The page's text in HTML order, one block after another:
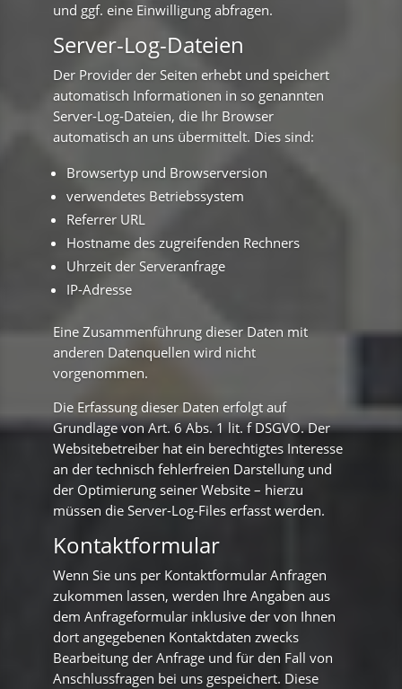
und ggf. eine Einwilligung abfragen.
Server-Log-Dateien
Der Provider der Seiten erhebt und speichert
automatisch Informationen in so genannten
Server-Log-Dateien, die Ihr Browser
automatisch an uns übermittelt. Dies sind:
Browsertyp und Browserversion
verwendetes Betriebssystem
Referrer URL
Hostname des zugreifenden Rechners
Uhrzeit der Serveranfrage
IP-Adresse
Eine Zusammenführung dieser Daten mit
anderen Datenquellen wird nicht
vorgenommen.
Die Erfassung dieser Daten erfolgt auf
Grundlage von Art. 6 Abs. 1 lit. f DSGVO. Der
Websitebetreiber hat ein berechtigtes Interesse
an der technisch fehlerfreien Darstellung und
der Optimierung seiner Website – hierzu
müssen die Server-Log-Files erfasst werden.
Kontaktformular
Wenn Sie uns per Kontaktformular Anfragen
zukommen lassen, werden Ihre Angaben aus
dem Anfrageformular inklusive der von Ihnen
dort angegebenen Kontaktdaten zwecks
Bearbeitung der Anfrage und für den Fall von
Anschlussfragen bei uns gespeichert. Diese